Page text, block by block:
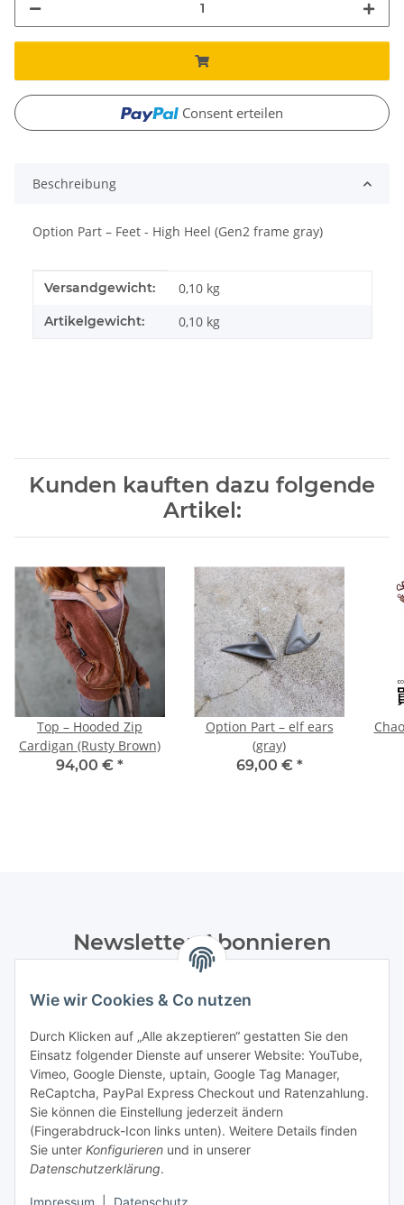
Wie wir Cookies & Co nutzen
Durch Klicken auf „Alle akzeptieren“ gestatten Sie den
Einsatz folgender Dienste auf unserer Website: YouTube,
Vimeo, Google Dienste, uptain, Google Tag Manager,
ReCaptcha, PayPal Express Checkout und Ratenzahlung.
Sie können die Einstellung jederzeit ändern
(Fingerabdruck-Icon links unten). Weitere Details finden
Sie unter Konfigurieren und in unserer
Datenschutzerklärung.
Consent erteilen
Beschreibung
Option Part – Feet - High Heel (Gen2 frame gray)
Produkteigenschaft
Wert
Versandgewicht: 0,10 kg
Artikelgewicht: 0,10 kg
Kunden kauften dazu folgende
Artikel:
Top – Hooded Zip
Cardigan (Rusty Brown)
94,00 € *
Option Part – elf ears
(gray)
69,00 € *
Newsletter Abonnieren
Bitte senden Sie mir entsprechend Ihrer
Datenschutzerklärungregelmäßig und jederzeit widerruflich
Abonnieren
Newsletter Abonnieren
Informationen
Gesetzliche Informationen